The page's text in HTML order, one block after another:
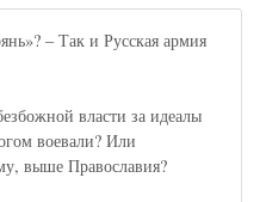
– Так и Русская армия
власти за идеалы
воевали? Или
выше Православия?